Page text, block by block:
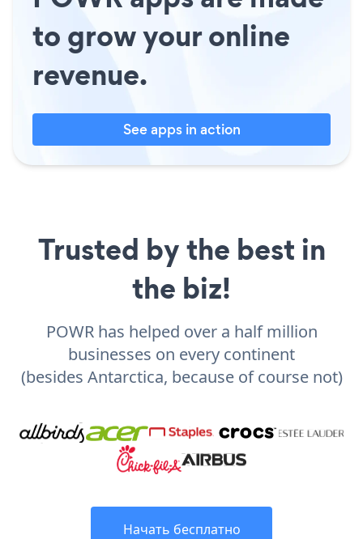
to grow your online
revenue.
See apps in action
Trusted by the best in
the biz!
POWR has helped over a half million
businesses on every continent
(besides Antarctica, because of course not)
Начать бесплатно